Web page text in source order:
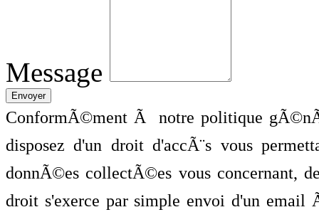
Message
ConformÃ©ment Ã notre politique
disposez d'un droit d'accÃ¨s vous
donnÃ©es collectÃ©es vous concernant,
droit s'exerce par simple envoi d'un